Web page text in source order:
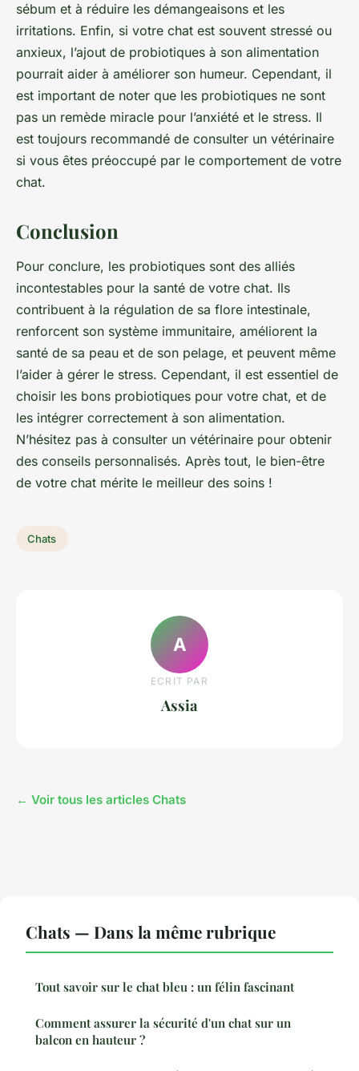
sébum et à réduire les démangeaisons et les
irritations. Enfin, si votre chat est souvent stressé ou
anxieux, l’ajout de probiotiques à son alimentation
pourrait aider à améliorer son humeur. Cependant, il
est important de noter que les probiotiques ne sont
pas un remède miracle pour l’anxiété et le stress. Il
est toujours recommandé de consulter un vétérinaire
si vous êtes préoccupé par le comportement de votre
chat.
Conclusion
Pour conclure, les probiotiques sont des alliés
incontestables pour la santé de votre chat. Ils
contribuent à la régulation de sa flore intestinale,
renforcent son système immunitaire, améliorent la
santé de sa peau et de son pelage, et peuvent même
l’aider à gérer le stress. Cependant, il est essentiel de
choisir les bons probiotiques pour votre chat, et de
les intégrer correctement à son alimentation.
N’hésitez pas à consulter un vétérinaire pour obtenir
des conseils personnalisés. Après tout, le bien-être
de votre chat mérite le meilleur des soins !
Chats
A
ECRIT PAR
Assia
← Voir tous les articles Chats
Chats — Dans la même rubrique
Tout savoir sur le chat bleu : un félin fascinant
Comment assurer la sécurité d'un chat sur un
balcon en hauteur ?